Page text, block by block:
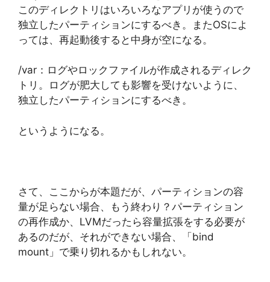
このディレクトリはいろいろなアプリが使うので
独立したパーティションにするべき。またOSによ
っては、再起動後すると中身が空になる。
/var：ログやロックファイルが作成されるディレク
トリ。ログが肥大しても影響を受けないように、
独立したパーティションにするべき。
というようになる。
さて、ここからが本題だが、パーティションの容
量が足らない場合、もう終わり？パーティション
の再作成か、LVMだったら容量拡張をする必要が
あるのだが、それができない場合、「bind
mount」で乗り切れるかもしれない。